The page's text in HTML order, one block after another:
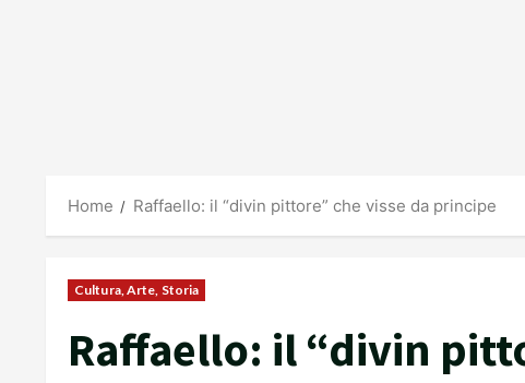
Home Raffaello: il “divin pittore” che visse da principe
Cultura, Arte, Storia
Raffaello: il “divin